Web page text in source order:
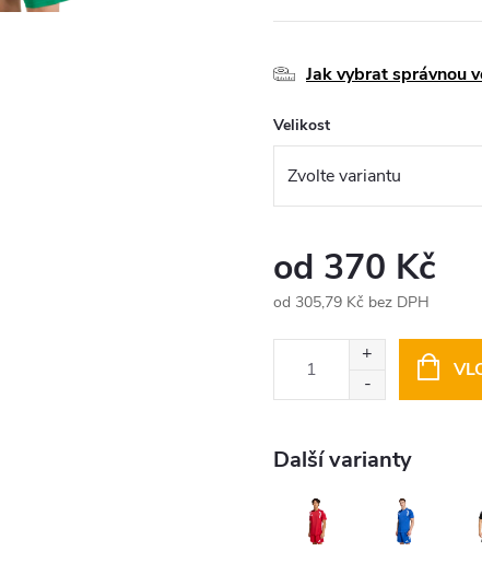
Jak vybrat správnou
Velikost
od 370 Kč
od 305,79 Kč bez DPH
Další varianty